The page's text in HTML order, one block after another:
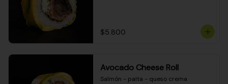
$5.800
Avocado Cheese Roll
Salmón - palta - queso crema